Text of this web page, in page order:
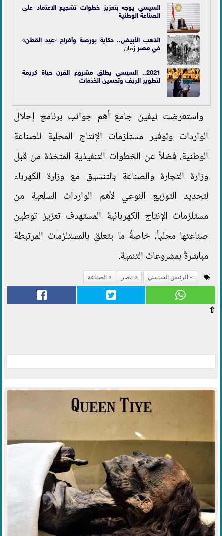
السيسي يوجه بتعزيز خطوات تشجيع الاعتماد على
الصناعة الوطنية
الذهب الأبيض.. حكاية بورصة وأفراح «عيد القطن»
فيمصر زمان
2021.. السيسي يطلق مشروع القرن حياة كريمة
لتطوير الريف وتحسين الخدمات
واستعرضت نيفين جامع أهم جوانب برنامج إحلال
الواردات وتوفير مستلزمات الإنتاج المحلية للصناعة
الوطنية، فضلاً عن الخطوات التنفيذية المتخذة من قبل
وزارة التجارة والصناعة بالتنسيق مع وزارة الكهرباء
لتحديد التوزيع النوعي لأهم الواردات السلعية من
مستلزمات الإنتاج الكهربائية المستهدف تعزيز توطين
صناعتها محلياً، خاصةً ما يتعلق بالمستلزمات المرتبطة
مباشرةً بمشروعات التنمية.
الرئيس السيسي مصر الصناعة
⇧